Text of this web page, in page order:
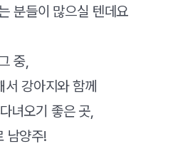
분들이 많으실 텐데요
중,
서 강아지와 함께
녀오기 좋은 곳,
남양주!